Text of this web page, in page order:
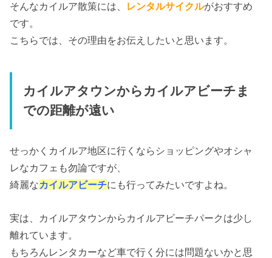
そんなカイルア散策には、 レンタルサイクルがおすすめ
です。
こちらでは、その理由をお伝えしたいと思います。
カイルアタウンからカイルアビーチま
での距離が遠い
せっかくカイルア地区に行くならショッピングやオシャ
レなカフェも勿論ですが、
綺麗なカイルアビーチにも行ってみたいですよね。
実は、カイルアタウンからカイルアビーチパークは少し
離れています。
もちろんレンタカーなど車で行く分には問題ないかと思